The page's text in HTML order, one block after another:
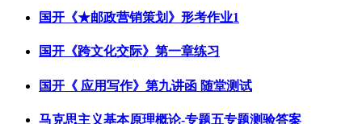
国开《★邮政营销策划》形考作业1
国开《跨文化交际》第一章练习
国开《 应用写作》第九讲函 随堂测试
马克思主义基本原理概论-专题五专题测验答案